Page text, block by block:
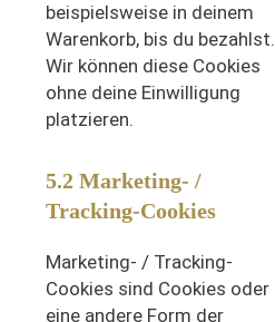
beispielsweise in deinem
Warenkorb, bis du bezahlst.
Wir können diese Cookies
ohne deine Einwilligung
platzieren.
5.2 Marketing- /
Tracking-Cookies
Marketing- / Tracking-
Cookies sind Cookies oder
eine andere Form der